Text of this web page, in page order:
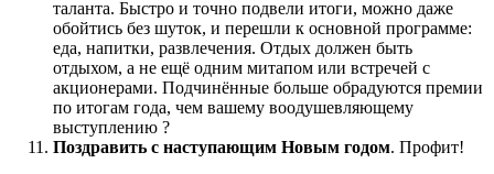
таланта. Быстро и точно подвели итоги, можно даже
обойтись без шуток, и перешли к основной программе:
еда, напитки, развлечения. Отдых должен быть
отдыхом, а не ещё одним митапом или встречей с
акционерами. Подчинённые больше обрадуются премии
по итогам года, чем вашему воодушевляющему
выступлению ?
Поздравить с наступающим Новым годом. Профит!